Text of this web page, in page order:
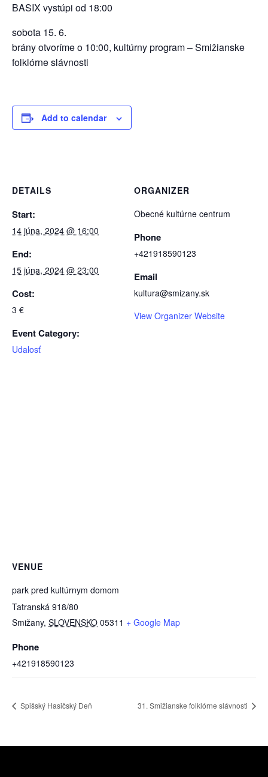
BASIX vystúpi od 18:00
sobota 15. 6.
brány otvoríme o 10:00, kultúrny program – Smižianske
folklórne slávnosti
Add to calendar
DETAILS
Start:
14 júna, 2024 @ 16:00
End:
15 júna, 2024 @ 23:00
Cost:
3 €
Event Category:
Udalosť
ORGANIZER
Obecné kultúrne centrum
Phone
+421918590123
Email
kultura@smizany.sk
View Organizer Website
VENUE
park pred kultúrnym domom
Tatranská 918/80
Smižany, SLOVENSKO 05311 + Google Map
Phone
+421918590123
Spišský Hasičský Deň 31. Smižianske folklórne slávnosti